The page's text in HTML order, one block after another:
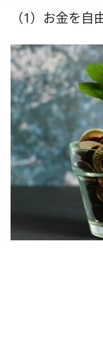
（1）お金を自